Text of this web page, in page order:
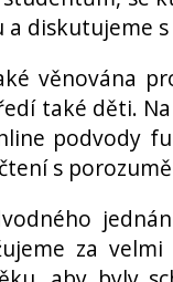
diskutujeme s
věnována
také děti.
podvody
s
za